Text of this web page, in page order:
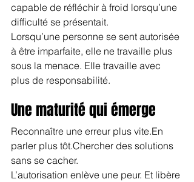
capable de réfléchir à froid lorsqu’une
difficulté se présentait.
Lorsqu’une personne se sent autorisée
à être imparfaite, elle ne travaille plus
sous la menace. Elle travaille avec
plus de responsabilité.
Une maturité qui émerge
Reconnaître une erreur plus vite.En
parler plus tôt.Chercher des solutions
sans se cacher.
L’autorisation enlève une peur. Et libère